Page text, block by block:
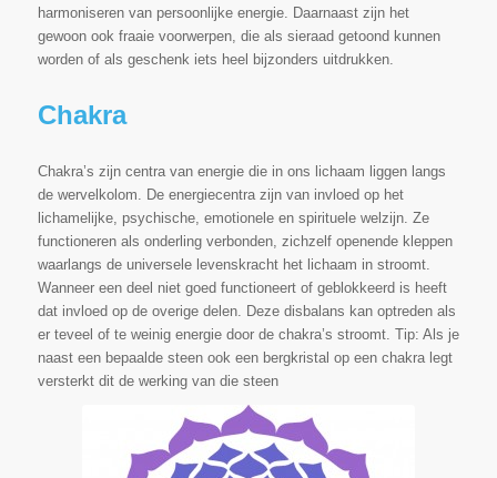
harmoniseren van persoonlijke energie. Daarnaast zijn het
gewoon ook fraaie voorwerpen, die als sieraad getoond kunnen
worden of als geschenk iets heel bijzonders uitdrukken.
Chakra
Chakra’s zijn centra van energie die in ons lichaam liggen langs
de wervelkolom. De energiecentra zijn van invloed op het
lichamelijke, psychische, emotionele en spirituele welzijn. Ze
functioneren als onderling verbonden, zichzelf openende kleppen
waarlangs de universele levenskracht het lichaam in stroomt.
Wanneer een deel niet goed functioneert of geblokkeerd is heeft
dat invloed op de overige delen. Deze disbalans kan optreden als
er teveel of te weinig energie door de chakra’s stroomt. Tip: Als je
naast een bepaalde steen ook een bergkristal op een chakra legt
versterkt dit de werking van die steen